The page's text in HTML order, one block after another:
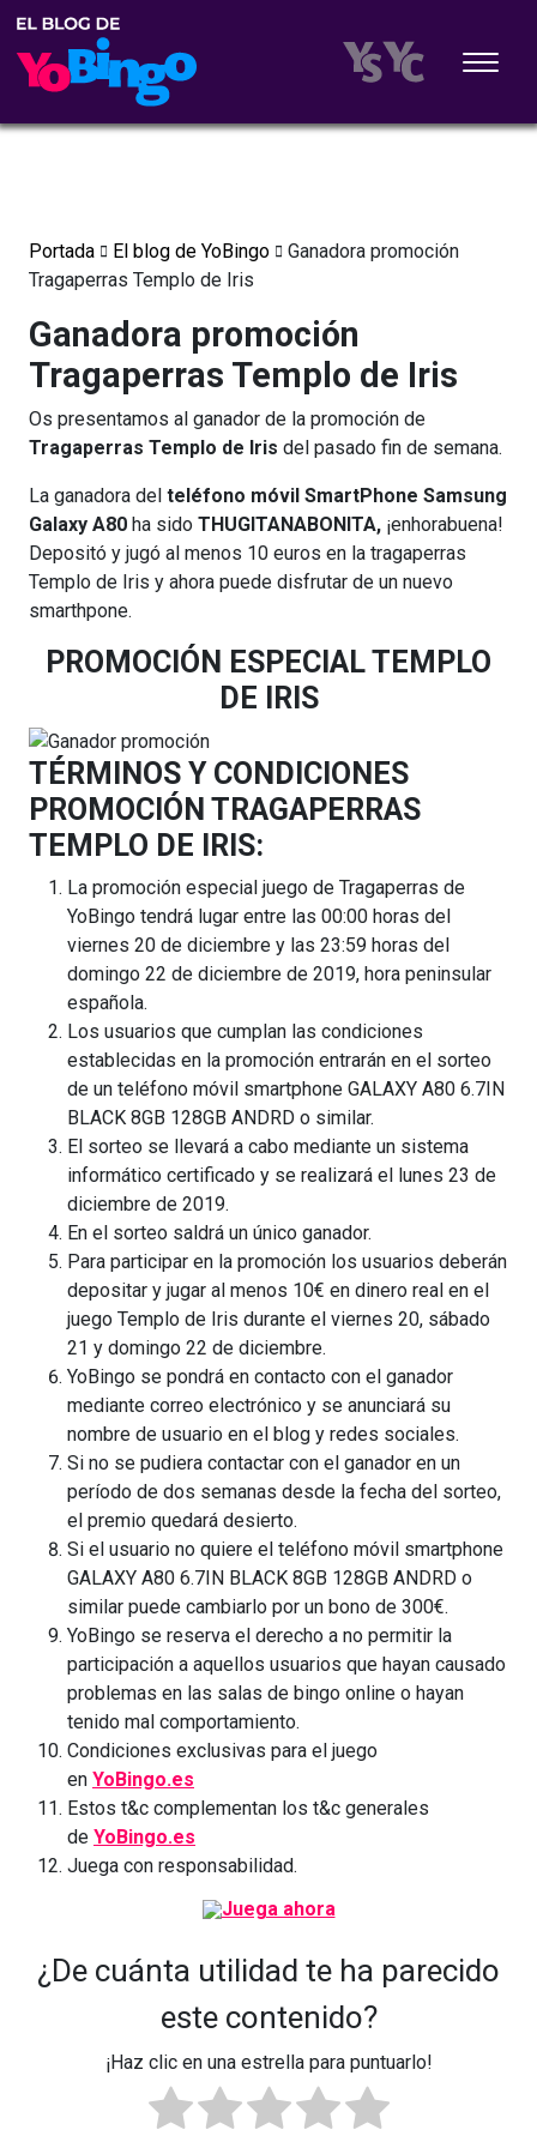
Portada El blog de YoBingo
Ganadora promoción
Tragaperras Templo de Iris
Ganadora promoción
Tragaperras Templo de Iris
Os presentamos al ganador de la promoción de
Tragaperras Templo de Iris del pasado fin de semana.
La ganadora del teléfono móvil SmartPhone Samsung
Galaxy A80 ha sido THUGITANABONITA, ¡enhorabuena!
Depositó y jugó al menos 10 euros en la tragaperras
Templo de Iris y ahora puede disfrutar de un nuevo
smarthpone.
PROMOCIÓN ESPECIAL TEMPLO
DE IRIS
TÉRMINOS Y CONDICIONES
PROMOCIÓN TRAGAPERRAS
TEMPLO DE IRIS:
La promoción especial juego de Tragaperras de
YoBingo tendrá lugar entre las 00:00 horas del
viernes 20 de diciembre y las 23:59 horas del
domingo 22 de diciembre de 2019, hora peninsular
española.
Los usuarios que cumplan las condiciones
establecidas en la promoción entrarán en el sorteo
de un teléfono móvil smartphone GALAXY A80 6.7IN
BLACK 8GB 128GB ANDRD o similar.
El sorteo se llevará a cabo mediante un sistema
informático certificado y se realizará el lunes 23 de
diciembre de 2019.
En el sorteo saldrá un único ganador.
Para participar en la promoción los usuarios deberán
depositar y jugar al menos 10€ en dinero real en el
juego Templo de Iris durante el viernes 20, sábado
21 y domingo 22 de diciembre.
YoBingo se pondrá en contacto con el ganador
mediante correo electrónico y se anunciará su
nombre de usuario en el blog y redes sociales.
Si no se pudiera contactar con el ganador en un
período de dos semanas desde la fecha del sorteo,
el premio quedará desierto.
Si el usuario no quiere el teléfono móvil smartphone
GALAXY A80 6.7IN BLACK 8GB 128GB ANDRD o
similar puede cambiarlo por un bono de 300€.
YoBingo se reserva el derecho a no permitir la
participación a aquellos usuarios que hayan causado
problemas en las salas de bingo online o hayan
tenido mal comportamiento.
Condiciones exclusivas para el juego
en YoBingo.es
Estos t&c complementan los t&c generales
de YoBingo.es
Juega con responsabilidad.
¿De cuánta utilidad te ha parecido
este contenido?
¡Haz clic en una estrella para puntuarlo!